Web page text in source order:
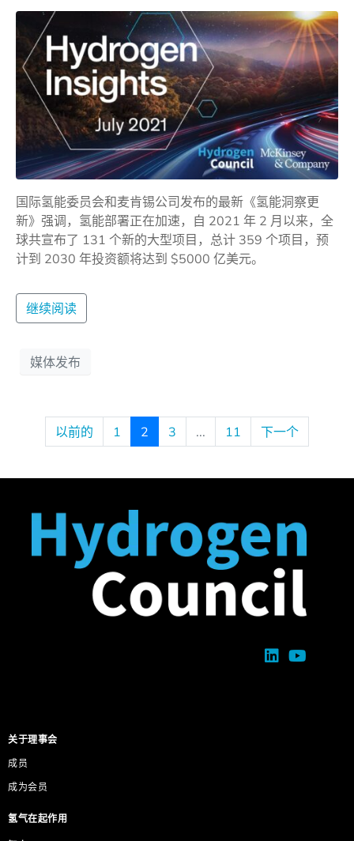
国际氢能委员会和麦肯锡公司发布的最新《氢能洞察更
新》强调，氢能部署正在加速，自 2021 年 2 月以来，全
球共宣布了 131 个新的大型项目，总计 359 个项目，预
计到 2030 年投资额将达到 $5000 亿美元。
继续阅读
媒体发布
以前的 1 2 3 ... 11 下一个
关于理事会
成员
成为会员
氢气在起作用